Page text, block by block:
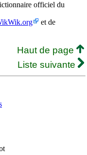
officiel du
et de
Haut de page
Liste suivante